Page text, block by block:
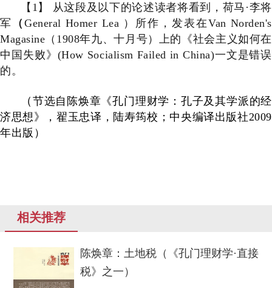
【 1 】 从这段及以下的论述读者将看到，荷马·李将
军
（ General Homer Lea ）所作，发表在Van Norden's
Magasine （ 1908年九、十月号）上的《社会主义如何在
中国失败》 (How Socialism Failed in China)一文是错误
的。
（ 节选自陈焕章《孔门理财学：孔子及其学派的经
济思想》，翟玉忠译，陆寿筠校；中央编译出版社2009
年出版）
相关推荐
陈焕章：土地税（《孔门理财学·直接
税》之一）